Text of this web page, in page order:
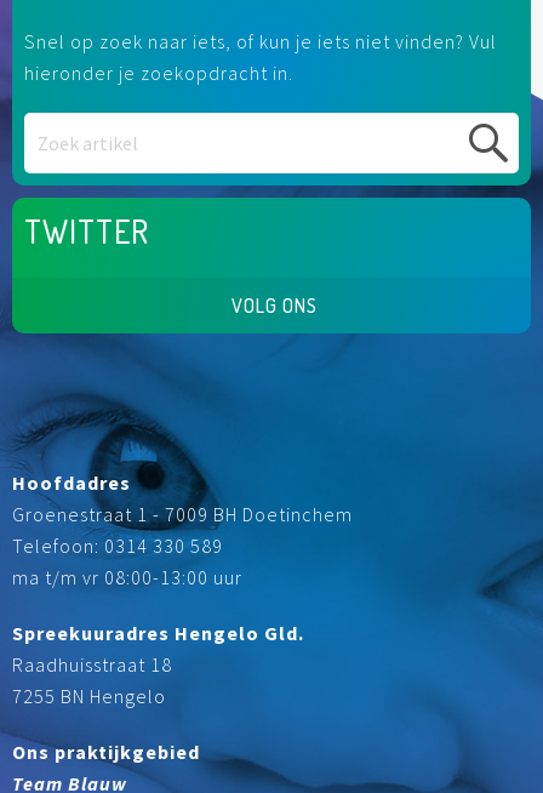
Snel op zoek naar iets, of kun je iets niet vinden? Vul
hieronder je zoekopdracht in.
TWITTER
VOLG ONS
Hoofdadres
Groenestraat 1 - 7009 BH Doetinchem
Telefoon: 0314 330 589
ma t/m vr 08:00-13:00 uur
Spreekuuradres Hengelo Gld.
Raadhuisstraat 18
7255 BN Hengelo
Ons praktijkgebied
Team Blauw